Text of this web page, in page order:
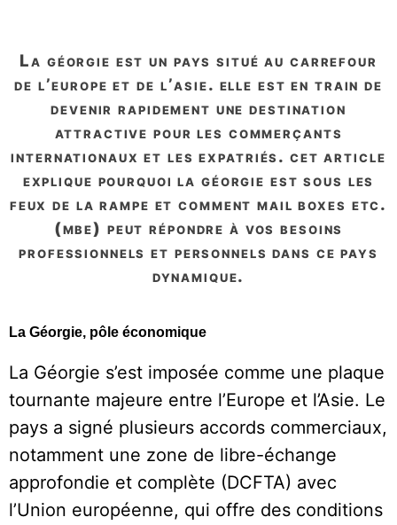
la géorgie est un pays situé au carrefour
de l’europe et de l’asie. elle est en train de
devenir rapidement une destination
attractive pour les commerçants
internationaux et les expatriés. cet article
explique pourquoi la géorgie est sous les
feux de la rampe et comment mail boxes etc.
(mbe) peut répondre à vos besoins
professionnels et personnels dans ce pays
dynamique.
La Géorgie, pôle économique
La Géorgie s’est imposée comme une plaque
tournante majeure entre l’Europe et l’Asie. Le
pays a signé plusieurs accords commerciaux,
notamment une zone de libre-échange
approfondie et complète (DCFTA) avec
l’Union européenne, qui offre des conditions